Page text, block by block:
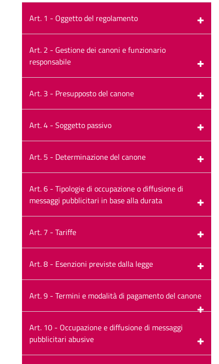
Art. 1 - Oggetto del regolamento
Art. 2 - Gestione dei canoni e funzionario
responsabile
Art. 3 - Presupposto del canone
Art. 4 - Soggetto passivo
Art. 5 - Determinazione del canone
Art. 6 - Tipologie di occupazione o diffusione di
messaggi pubblicitari in base alla durata
Art. 7 - Tariffe
Art. 8 - Esenzioni previste dalla legge
Art. 9 - Termini e modalità di pagamento del canone
Art. 10 - Occupazione e diffusione di messaggi
pubblicitari abusive